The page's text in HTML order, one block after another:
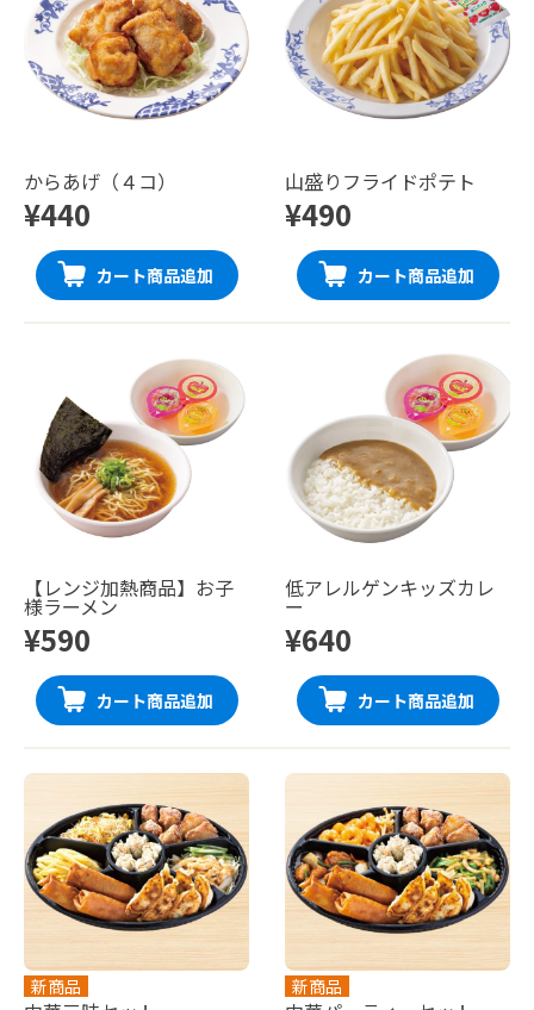
からあげ（４コ）
¥440
カート商品追加
山盛りフライドポテト
¥490
カート商品追加
【レンジ加熱商品】お子
様ラーメン
¥590
カート商品追加
低アレルゲンキッズカレ
ー
¥640
カート商品追加
新商品 新商品